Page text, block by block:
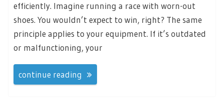
efficiently. Imagine running a race with worn-out
shoes. You wouldn’t expect to win, right? The same
principle applies to your equipment. If it’s outdated
or malfunctioning, your
continue reading